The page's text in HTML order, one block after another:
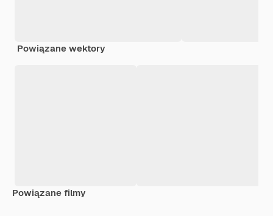
Powiązane wektory
Powiązane filmy